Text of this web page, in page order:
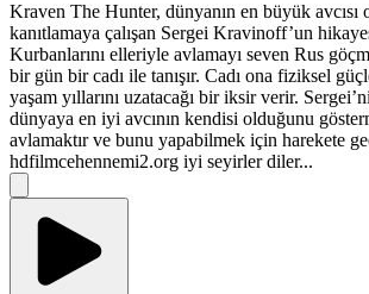
Kraven The Hunter, dünyanın en büyük avcısı
kanıtlamaya çalışan Sergei Kravinoff’un
Kurbanlarını elleriyle avlamayı seven Rus
bir gün bir cadı ile tanışır. Cadı ona fiziksel
yaşam yıllarını uzatacağı bir iksir verir.
dünyaya en iyi avcının kendisi olduğunu
avlamaktır ve bunu yapabilmek için harekete
hdfilmcehennemi2.org iyi seyirler diler...